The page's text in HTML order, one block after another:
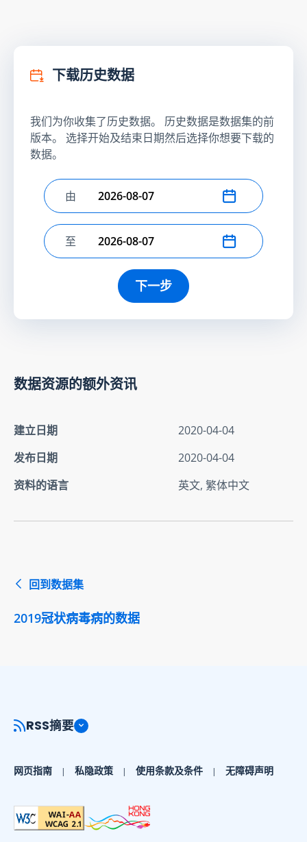
下载历史数据
我们为你收集了历史数据。 历史数据是数据集的前
版本。 选择开始及结束日期然后选择你想要下载的
数据。
选择开始日期
由
选择结束日期
至
下一步
数据资源的额外资讯
建立日期
2020-04-04
发布日期
2020-04-04
资料的语言
英文, 繁体中文
回到数据集
2019冠状病毒病的数据
RSS摘要
网页指南 私隐政策 使用条款及条件 无障碍声明